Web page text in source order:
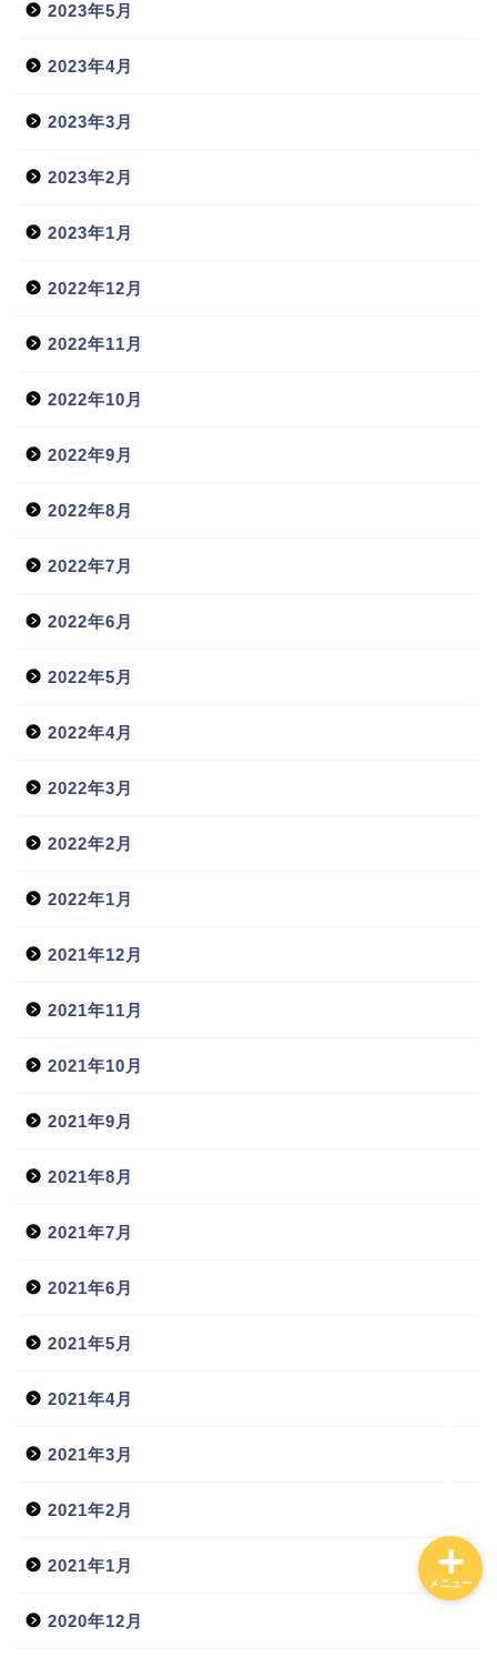
2023年5月
2023年4月
2023年3月
2023年2月
2023年1月
2022年12月
2022年11月
2022年10月
2022年9月
2022年8月
2022年7月
2022年6月
2022年5月
2022年4月
2022年3月
2022年2月
2022年1月
2021年12月
2021年11月
2021年10月
2021年9月
2021年8月
2021年7月
2021年6月
2021年5月
2021年4月
2021年3月
2021年2月
2021年1月
2020年12月
メニュー